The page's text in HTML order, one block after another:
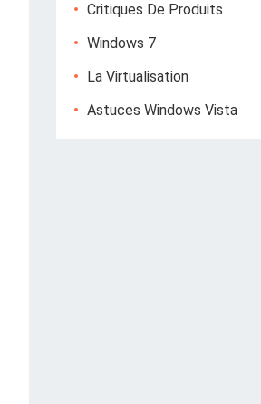
Critiques De Produits
Windows 7
La Virtualisation
Astuces Windows Vista